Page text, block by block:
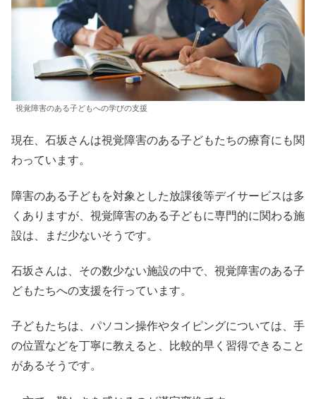
視覚障害のある子どもへの学びの支援
現在、石坂さんは視覚障害のある子どもたちの療育にも関
わっています。
障害のある子どもを対象とした放課後等デイサービスは多
くありますが、視覚障害のある子どもに専門的に関わる施
設は、まだ少ないそうです。
石坂さんは、その数少ない施設の中で、視覚障害のある子
どもたちへの支援を行っています。
子どもたちは、パソコン操作やタイピングについては、手
の位置などを丁寧に教えると、比較的早く習得できること
があるそうです。